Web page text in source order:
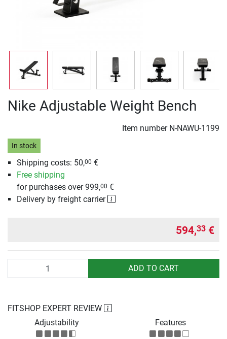
Nike Adjustable Weight Bench
Item number N-NAWU-1199
In stock
Shipping costs: 50,00 €
Free shipping
for purchases over 999,00 €
Delivery by freight carrier
594,33 €
ADD TO CART
FITSHOP EXPERT REVIEW
Adjustability
Features